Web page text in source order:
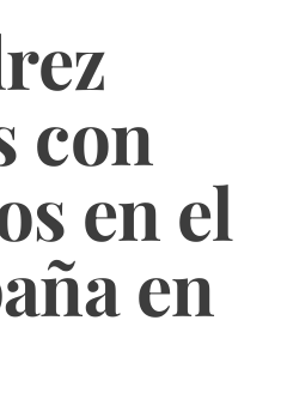
con
en el
en